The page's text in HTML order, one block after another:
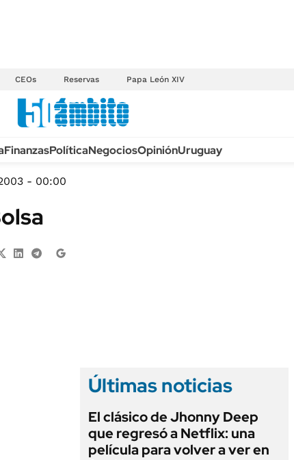
CEOs Reservas Papa León XIV
GENERAL
FinanzasPolíticaNegociosOpiniónUruguay
- 00:00
Últimas noticias
El clásico de Jhonny Deep
que regresó a Netflix: una
película para volver a ver en